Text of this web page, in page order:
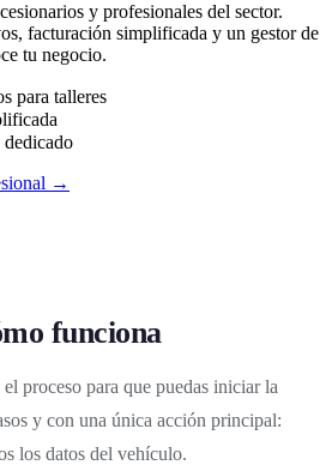
y profesionales del sector.
facturación simplificada y un gestor de
tu negocio.
para talleres
→
funciona
proceso para que puedas iniciar la
y con una única acción principal:
los datos del vehículo.